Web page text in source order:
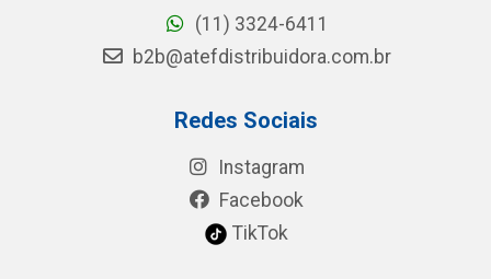
(11) 3324-6411
b2b@atefdistribuidora.com.br
Redes Sociais
Instagram
Facebook
TikTok